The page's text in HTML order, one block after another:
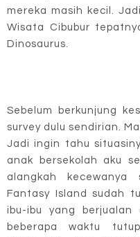
mereka masih kecil.
Wisata Cibubur
Dinosaurus.
Sebelum berkunjung
survey dulu sendirian.
Jadi ingin tahu
anak bersekolah aku
alangkah
Fantasy Island sudah
ibu-ibu yang berjualan
beberapa waktu